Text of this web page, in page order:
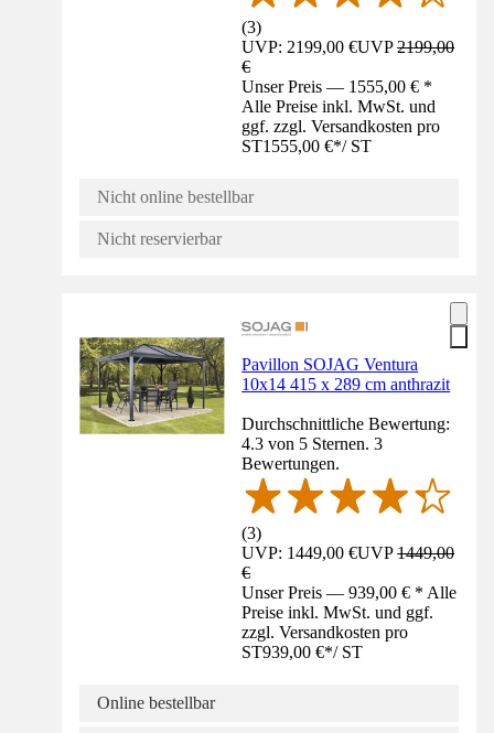
(3)
UVP: 2199,00 €UVP2199,00
€
Unser Preis — 1555,00 € *
Alle Preise inkl. MwSt. und
ggf. zzgl. Versandkosten pro
ST1555,00 €*/ ST
Nicht online bestellbar
Nicht reservierbar
Pavillon SOJAG Ventura
10x14 415 x 289 cm anthrazit
Durchschnittliche Bewertung:
4.3 von 5 Sternen. 3
Bewertungen.
(3)
UVP: 1449,00 €UVP1449,00
€
Unser Preis — 939,00 € * Alle
Preise inkl. MwSt. und ggf.
zzgl. Versandkosten pro
ST939,00 €*/ ST
Online bestellbar